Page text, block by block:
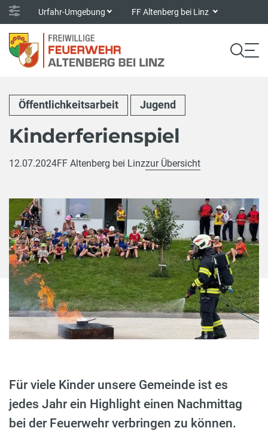
Urfahr-Umgebung FF Altenberg bei Linz
Öffentlichkeitsarbeit Jugend
Kinderferienspiel
12.07.2024FF Altenberg bei Linzzur Übersicht
Für viele Kinder unsere Gemeinde ist es
jedes Jahr ein Highlight einen Nachmittag
bei der Feuerwehr verbringen zu können.